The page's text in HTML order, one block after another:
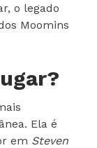
o legado
Moomins
Ela é
em Steven